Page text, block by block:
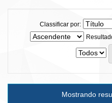
Classificar por:
Mostrando